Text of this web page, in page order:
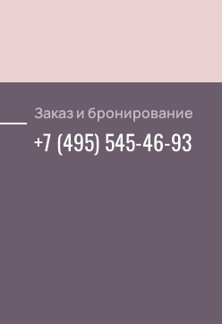
Заказ и бронирование
+7 (495) 545-46-93